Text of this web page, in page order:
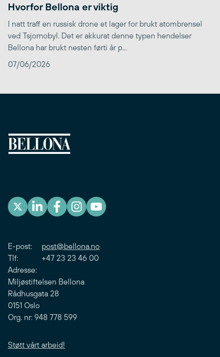
Hvorfor Bellona er viktig
I natt traff en russisk drone et lager for brukt atombrensel
ved Tsjornobyl. Det er akkurat denne typen hendelser
Bellona har brukt nesten førti år p...
07/06/2026
E-post: post@bellona.no
Tlf: +47 23 23 46 00
Adresse:
Miljøstiftelsen Bellona
Rådhusgata 28
0151 Oslo
Org. nr: 948 778 599
Støtt vårt arbeid!